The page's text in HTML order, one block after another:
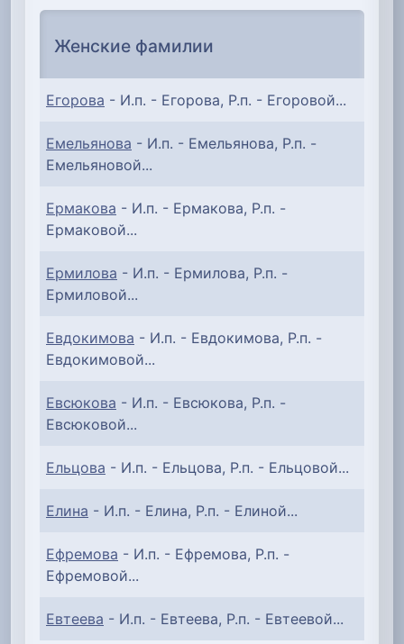
Женские фамилии
Егорова - И.п. - Егорова, Р.п. - Егоровой...
Емельянова - И.п. - Емельянова, Р.п. -
Емельяновой...
Ермакова - И.п. - Ермакова, Р.п. -
Ермаковой...
Ермилова - И.п. - Ермилова, Р.п. -
Ермиловой...
Евдокимова - И.п. - Евдокимова, Р.п. -
Евдокимовой...
Евсюкова - И.п. - Евсюкова, Р.п. -
Евсюковой...
Ельцова - И.п. - Ельцова, Р.п. - Ельцовой...
Елина - И.п. - Елина, Р.п. - Елиной...
Ефремова - И.п. - Ефремова, Р.п. -
Ефремовой...
Евтеева - И.п. - Евтеева, Р.п. - Евтеевой...